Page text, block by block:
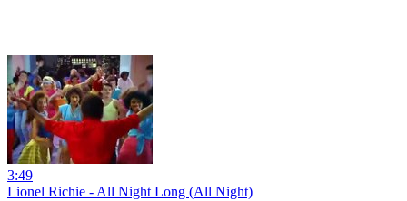
3:49
Lionel Richie - All Night Long (All Night)